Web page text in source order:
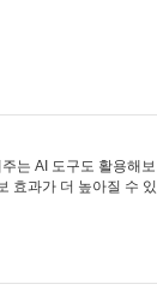
는 AI 도구도 활용해보
효과가 더 높아질 수 있